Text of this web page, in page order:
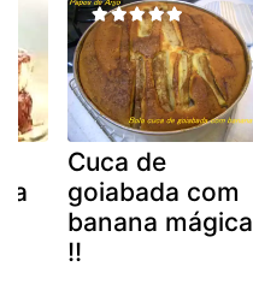
Cuca de
goiabada com
banana mágica
!!